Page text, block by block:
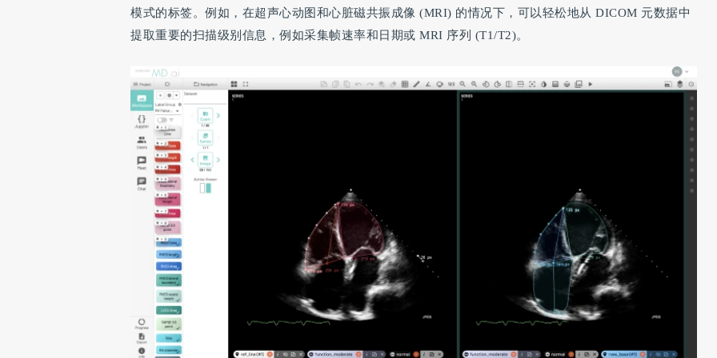
模式的标签。例如，在超声心动图和心脏磁共振成像 (MRI) 的情况下，可以轻松地从 DICOM 元数据中
提取重要的扫描级别信息，例如采集帧速率和日期或 MRI 序列 (T1/T2)。